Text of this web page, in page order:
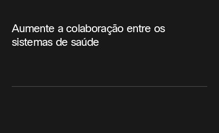
Aumente a colaboração entre os
sistemas de saúde